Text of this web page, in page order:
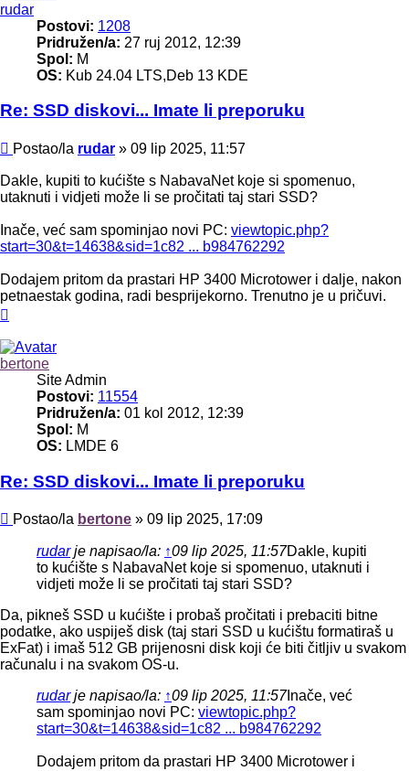
rudar
Postovi: 1208
Pridružen/a: 27 ruj 2012, 12:39
Spol: M
OS: Kub 24.04 LTS,Deb 13 KDE
Re: SSD diskovi... Imate li preporuku
Post
Postao/la rudar » 09 lip 2025, 11:57
Dakle, kupiti to kućište s NabavaNet koje si spomenuo,
utaknuti i vidjeti može li se pročitati taj stari SSD?
Inače, već sam spominjao novi PC: viewtopic.php?
start=30&t=14638&sid=1c82 ... b984762292
Dodajem pritom da prastari HP 3400 Microtower i dalje, nakon
petnaestak godina, radi besprijekorno. Trenutno je u pričuvi.
bertone
Site Admin
Postovi: 11554
Pridružen/a: 01 kol 2012, 12:39
Spol: M
OS: LMDE 6
Re: SSD diskovi... Imate li preporuku
Post
Postao/la bertone » 09 lip 2025, 17:09
rudarje napisao/la: ↑09 lip 2025, 11:57Dakle, kupiti
to kućište s NabavaNet koje si spomenuo, utaknuti i
vidjeti može li se pročitati taj stari SSD?
Da, pikneš SSD u kućište i probaš pročitati i prebaciti bitne
podatke, ako uspiješ disk (taj stari SSD u kućištu formatiraš u
ExFat) i imaš 512 GB prijenosni disk koji će biti čitljiv u svakom
računalu i na svakom OS-u.
rudarje napisao/la: ↑09 lip 2025, 11:57Inače, već
sam spominjao novi PC: viewtopic.php?
start=30&t=14638&sid=1c82 ... b984762292
Dodajem pritom da prastari HP 3400 Microtower i